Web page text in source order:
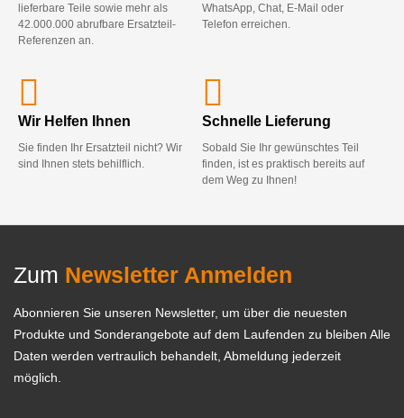
lieferbare Teile sowie mehr als
42.000.000 abrufbare Ersatzteil-
Referenzen an.
WhatsApp, Chat, E-Mail oder
Telefon erreichen.
Wir Helfen Ihnen
Sie finden Ihr Ersatzteil nicht? Wir
sind Ihnen stets behilflich.
Schnelle Lieferung
Sobald Sie Ihr gewünschtes Teil
finden, ist es praktisch bereits auf
dem Weg zu Ihnen!
Zum Newsletter Anmelden
Abonnieren Sie unseren Newsletter, um über die neuesten
Produkte und Sonderangebote auf dem Laufenden zu bleiben Alle
Daten werden vertraulich behandelt, Abmeldung jederzeit
möglich.